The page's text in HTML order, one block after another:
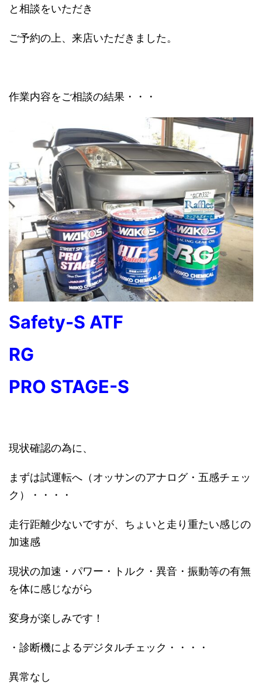
と相談をいただき
ご予約の上、来店いただきました。
作業内容をご相談の結果・・・
Safety-S ATF
RG
PRO STAGE-S
現状確認の為に、
まずは試運転へ（オッサンのアナログ・五感チェッ
ク）・・・・
走行距離少ないですが、ちょいと走り重たい感じの
加速感
現状の加速・パワー・トルク・異音・振動等の有無
を体に感じながら
変身が楽しみです！
・診断機によるデジタルチェック・・・・
異常なし